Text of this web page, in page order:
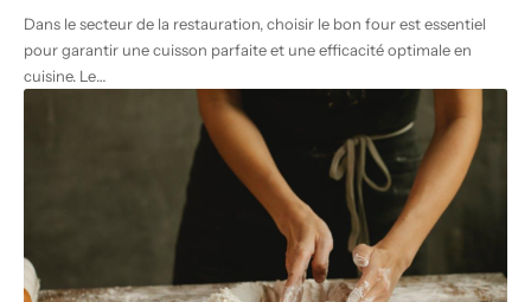
Dans le secteur de la restauration, choisir le bon four est essentiel
pour garantir une cuisson parfaite et une efficacité optimale en
cuisine. Le…